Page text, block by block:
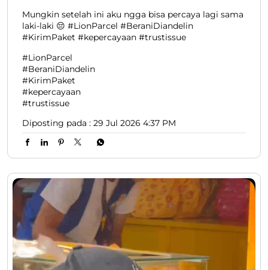
Mungkin setelah ini aku ngga bisa percaya lagi sama
laki-laki 😔 #LionParcel #BeraniDiandelin
#KirimPaket #kepercayaan #trustissue
#LionParcel
#BeraniDiandelin
#KirimPaket
#kepercayaan
#trustissue
Diposting pada : 29 Jul 2026 4:37 PM